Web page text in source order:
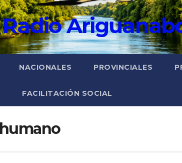
Radio
NACIONALES PROVINCIALES
FACILITACIÓN SOCIAL